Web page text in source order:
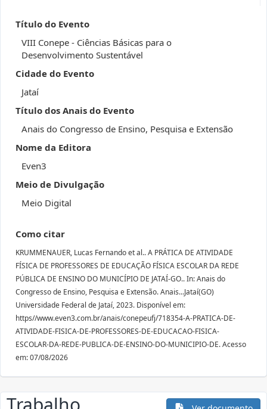
Título do Evento
VIII Conepe - Ciências Básicas para o
Desenvolvimento Sustentável
Cidade do Evento
Jataí
Título dos Anais do Evento
Anais do Congresso de Ensino, Pesquisa e Extensão
Nome da Editora
Even3
Meio de Divulgação
Meio Digital
Como citar
KRUMMENAUER, Lucas Fernando et al.. A PRÁTICA DE ATIVIDADE
FÍSICA DE PROFESSORES DE EDUCAÇÃO FÍSICA ESCOLAR DA REDE
PÚBLICA DE ENSINO DO MUNICÍPIO DE JATAÍ-GO.. In: Anais do
Congresso de Ensino, Pesquisa e Extensão. Anais...Jataí(GO)
Universidade Federal de Jataí, 2023. Disponível em:
https//www.even3.com.br/anais/conepeufj/718354-A-PRATICA-DE-
ATIVIDADE-FISICA-DE-PROFESSORES-DE-EDUCACAO-FISICA-
ESCOLAR-DA-REDE-PUBLICA-DE-ENSINO-DO-MUNICIPIO-DE. Acesso
em: 07/08/2026